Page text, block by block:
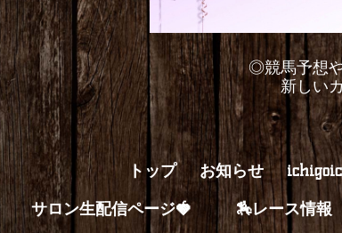
◎競馬予想
新しい
トップ お知らせ
サロン生配信ページ🍓
🏇レース情報